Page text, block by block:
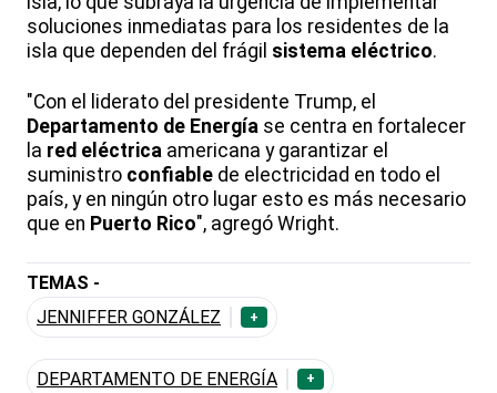
soluciones inmediatas para los residentes de la
isla que dependen del frágil sistema eléctrico.
"Con el liderato del presidente Trump, el
Departamento de Energía se centra en fortalecer
la red eléctrica americana y garantizar el
suministro confiable de electricidad en todo el
país, y en ningún otro lugar esto es más necesario
que en Puerto Rico", agregó Wright.
TEMAS -
JENNIFFER GONZÁLEZ
+
DEPARTAMENTO DE ENERGÍA +